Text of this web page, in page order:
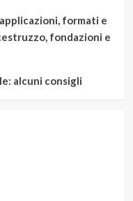
formati e
fondazioni e
alcuni consigli